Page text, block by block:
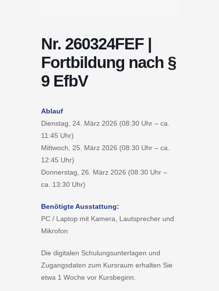
Nr. 260324FEF |
Fortbildung nach §
9 EfbV
Ablauf
Dienstag, 24. März 2026 (08:30 Uhr – ca.
11:45 Uhr)
Mittwoch, 25. März 2026 (08:30 Uhr – ca.
12:45 Uhr)
Donnerstag, 26. März 2026 (08:30 Uhr –
ca. 13:30 Uhr)
Benötigte Ausstattung:
PC / Laptop mit Kamera, Lautsprecher und
Mikrofon
Die digitalen Schulungsunterlagen und
Zugangsdaten zum Kursraum erhalten Sie
etwa 1 Woche vor Kursbeginn.